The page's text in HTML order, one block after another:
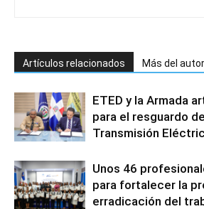
Artículos relacionados Más del autor
ETED y la Armada
para el resguardo
Transmisión
Unos 46
para fortalecer la
erradicación del